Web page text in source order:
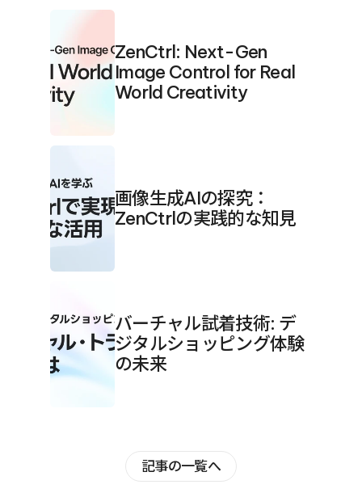
ZenCtrl: Next-Gen
Image Control for Real
World Creativity
画像生成AIの探究：
ZenCtrlの実践的な知見
バーチャル試着技術: デ
ジタルショッピング体験
の未来
記事の一覧へ